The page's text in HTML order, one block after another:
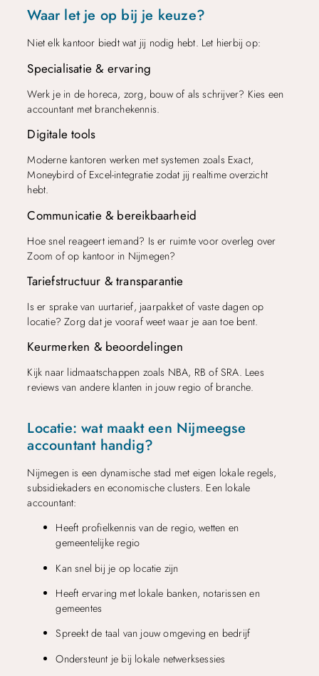
Waar let je op bij je keuze?
Niet elk kantoor biedt wat jij nodig hebt. Let hierbij op:
Specialisatie & ervaring
Werk je in de horeca, zorg, bouw of als schrijver? Kies een
accountant met branchekennis.
Digitale tools
Moderne kantoren werken met systemen zoals Exact,
Moneybird of Excel-integratie zodat jij realtime overzicht
hebt.
Communicatie & bereikbaarheid
Hoe snel reageert iemand? Is er ruimte voor overleg over
Zoom of op kantoor in Nijmegen?
Tariefstructuur & transparantie
Is er sprake van uurtarief, jaarpakket of vaste dagen op
locatie? Zorg dat je vooraf weet waar je aan toe bent.
Keurmerken & beoordelingen
Kijk naar lidmaatschappen zoals NBA, RB of SRA. Lees
reviews van andere klanten in jouw regio of branche.
Locatie: wat maakt een Nijmeegse
accountant handig?
Nijmegen is een dynamische stad met eigen lokale regels,
subsidiekaders en economische clusters. Een lokale
accountant:
Heeft profielkennis van de regio, wetten en
gemeentelijke regio
Kan snel bij je op locatie zijn
Heeft ervaring met lokale banken, notarissen en
gemeentes
Spreekt de taal van jouw omgeving en bedrijf
Ondersteunt je bij lokale netwerksessies